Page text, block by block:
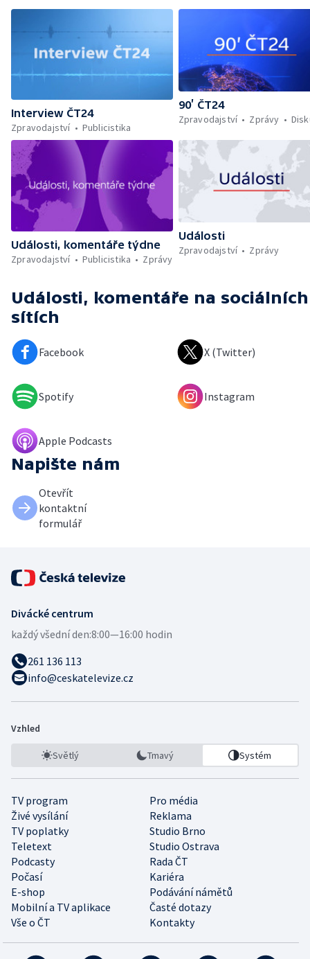
Interview ČT24
Zpravodajství
Publicistika
90’ ČT24
Zpravodajství
Zprávy
Události, komentáře týdne
Zpravodajství
Publicistika Zprávy
Události
Zpravodajství
Zprávy
Události, komentáře na sociálních
sítích
Facebook X (Twitter)
Spotify Instagram
Apple Podcasts
Napište nám
Otevřít
kontaktní
formulář
Divácké centrum
každý všední den:8:00—16:00 hodin
261 136 113
info@ceskatelevize.cz
Vzhled
Světlý Tmavý Systém
TV program
Pro média
Živé vysílání
Reklama
TV poplatky
Studio Brno
Teletext
Studio Ostrava
Podcasty
Rada ČT
Počasí
Kariéra
E-shop
Podávání námětů
Mobilní a TV aplikace
Časté dotazy
Vše o ČT
Kontakty